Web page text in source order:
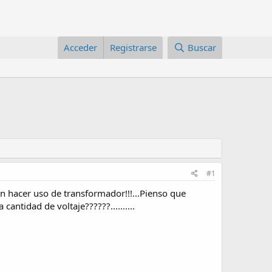
Acceder Registrarse Buscar
#1
hacer uso de transformador!!!...Pienso que
de voltaje??????..........